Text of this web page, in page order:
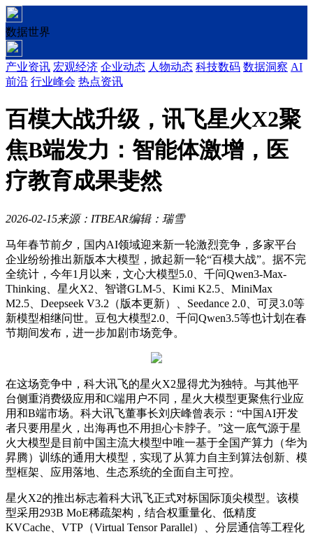
数据世界
产业资讯 宏观经济 企业动态 人物动态 科技数码 数据洞察 AI
前沿 行业峰会 热点资讯
百模大战升级，讯飞星火X2聚
焦B端发力：智能体激增，医
疗教育成果斐然
2026-02-15来源：ITBEAR编辑：瑞雪
马年春节前夕，国内AI领域迎来新一轮激烈竞争，多家平台
企业纷纷推出新版本大模型，掀起新一轮“百模大战”。据不完
全统计，今年1月以来，文心大模型5.0、千问Qwen3-Max-
Thinking、星火X2、智谱GLM-5、Kimi K2.5、MiniMax
M2.5、Deepseek V3.2（版本更新）、Seedance 2.0、可灵3.0等
新模型相继问世。豆包大模型2.0、千问Qwen3.5等也计划在春
节期间发布，进一步加剧市场竞争。
在这场竞争中，科大讯飞的星火X2显得尤为独特。与其他平
台侧重消费级应用和C端用户不同，星火大模型更聚焦行业应
用和B端市场。科大讯飞董事长刘庆峰曾表示：“中国AI开发
者只要用星火，出海再也不用担心卡脖子。”这一底气源于星
火大模型是目前中国主流大模型中唯一基于全国产算力（华为
昇腾）训练的通用大模型，实现了从算力自主到算法创新、模
型框架、应用落地、生态系统的全面自主可控。
星火X2的推出标志着科大讯飞正式对标国际顶尖模型。该模
型采用293B MoE稀疏架构，结合权重量化、低精度
KVCache、VTP（Virtual Tensor Parallel）、分层通信等工程化